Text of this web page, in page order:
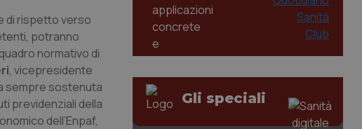
di rispetto verso
potranno
normativo di
, vicepresidente
sempre sostenuta
previdenziali della
dell’Enpaf,
Gli speciali